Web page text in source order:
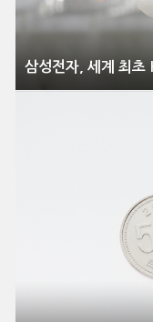
삼성전자, 세계 최